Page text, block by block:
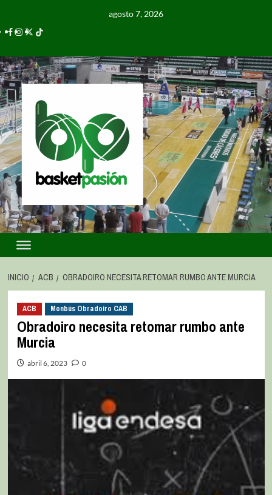
agosto 7, 2026
INICIO ACB OBRADOIRO NECESITA RETOMAR RUMBO ANTE MURCIA
ACB Monbús Obradoiro CAB
Obradoiro necesita retomar rumbo ante
Murcia
abril 6, 2023 0